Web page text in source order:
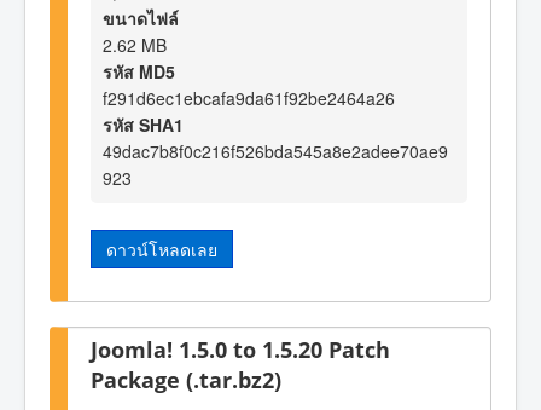
ขนาดไฟล์
2.62 MB
รหัส MD5
f291d6ec1ebcafa9da61f92be2464a26
รหัส SHA1
49dac7b8f0c216f526bda545a8e2adee70ae9
923
ดาวน์โหลดเลย
Joomla! 1.5.0 to 1.5.20 Patch
Package (.tar.bz2)